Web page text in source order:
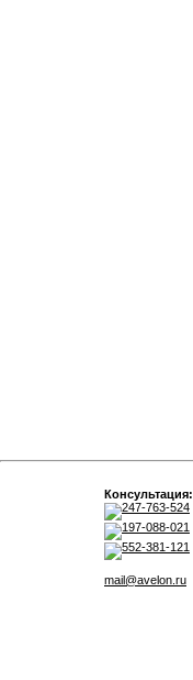
Консультация:
247-763-524
197-088-021
552-381-121
mail@avelon.ru